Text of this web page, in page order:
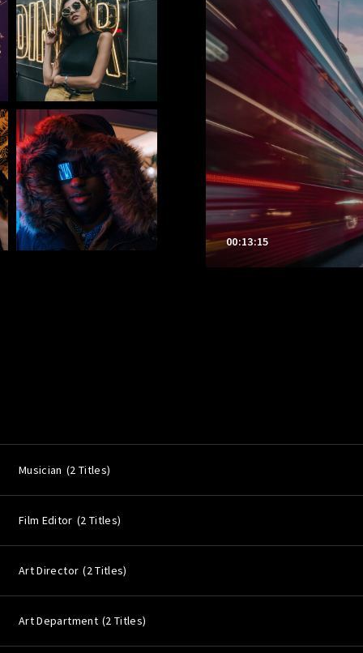
00:13:15
Musician 2 Titles
Film Editor 2 Titles
Art Director 2 Titles
Art Department 2 Titles